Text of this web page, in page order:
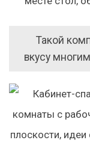
Такой
вкусу